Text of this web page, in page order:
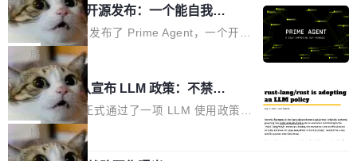
键的是 FA2 的持久性...
（OHDD：OpenHarmony Hardware Develope
r Day）将在杭州启航。活动面向智能硬件产业
链企业和开发者，邀请行业专家与资深技术顾
问，围绕开源鸿蒙技术能力、设备适配、芯片适
配、功耗与稳定性调优、兼容性测评及统一互联
等内容展开系统讲解和实战交流，帮助企业进一
步了解开源鸿蒙在智能...
障无法工作。Pages、Copilot code review、C
opilot coding agent 全部受影响。从检测到完全
恢复，大约 12 小时。 这是 2026 年 8 月的第六
起事故，其中四起与 AI/Copilot 服务相关。 Git
Hub 员工 kdaigle 在 HN 讨论中贴出了一组数
据：2025 年全年 10 亿次 commit。现在，每周
2.75 亿次，全年预计 140 亿次。GitHub...
Prime Agent 开源发布：一个能自我改
进的编程 Agent，ARC-AGI 3 超越人类
专家基线
Prime Intellect 发布了 Prime Agent，一个开源
的编程 Agent Harness，核心设计围绕两个抽
象：Recursive Language Model（RLM）和 C
ontinual Harness。在 ARC-AGI 3 基准测试
上，Prime Agent + Opus 5 的组合达到了 95.
5% RHAE Best@1，超过了 ARC 报告的人类专
家基线 95.4%。 不是又一个 coding agent 包装
局
Rust 项目团队宣布 LLM 政策：不禁
止，但你要承认哪些代码不是你写的
Rust 语言项目正式通过了一项 LLM 使用政策，
覆盖 rust-lang/rust 单一仓库的代码贡献。这不
是项目级别的官方立场，目前由五个团队采纳，
局